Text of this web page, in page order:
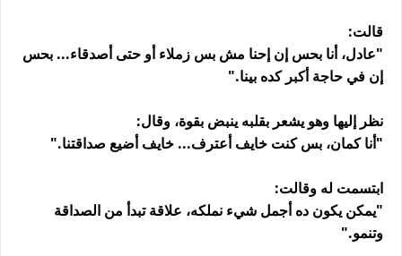
قالت:
"عادل، أنا بحس إن إحنا مش بس زملاء أو حتى أصدقاء... بحس
إن في حاجة أكبر كده بينا."
نظر إليها وهو يشعر بقلبه ينبض بقوة، وقال:
"أنا كمان، بس كنت خايف أعترف... خايف أضيع صداقتنا."
ابتسمت له وقالت:
"يمكن يكون ده أجمل شيء نملكه، علاقة تبدأ من الصداقة
وتنمو."